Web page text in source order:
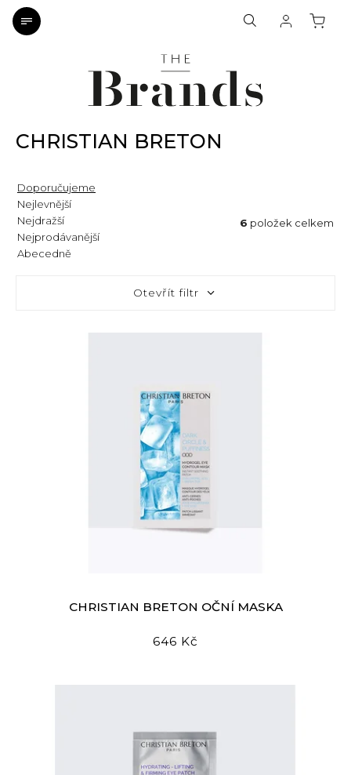
CHRISTIAN BRETON
Doporučujeme
Nejlevnější
Nejdražší
Nejprodávanější
Abecedně
6 položek celkem
Otevřít filtr
CHRISTIAN BRETON OČNÍ MASKA
646 Kč